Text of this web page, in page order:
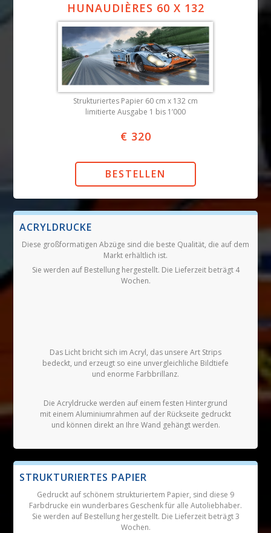
HUNAUDIÈRES 60 X 132
Strukturiertes Papier 60 cm x 132 cm
limitierte Ausgabe 1 bis 1’000
€ 320
ACRYLDRUCKE
Diese großformatigen Abzüge sind die beste Qualität, die auf dem
Markt erhältlich ist.
Sie werden auf Bestellung hergestellt. Die Lieferzeit beträgt 4
Wochen.
Das Licht bricht sich im Acryl, das unsere Art Strips
bedeckt, und erzeugt so eine unvergleichliche Bildtiefe
und enorme Farbbrillanz.
Die Acryldrucke werden auf einem festen Hintergrund
mit einem Aluminiumrahmen auf der Rückseite gedruckt
und können direkt an Ihre Wand gehängt werden.
STRUKTURIERTES PAPIER
Gedruckt auf schönem strukturiertem Papier, sind diese 9
Farbdrucke ein wunderbares Geschenk für alle Autoliebhaber.
Sie werden auf Bestellung hergestellt. Die Lieferzeit beträgt 3
Wochen.